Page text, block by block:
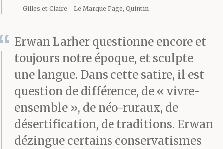
Gilles et Claire Le Marque Page, Quintin
Erwan Larher questionne encore et
toujours notre époque, et sculpte
une langue. Dans cette satire, il est
question de différence, de « vivre-
ensemble », de néo-ruraux, de
désertification, de traditions. Erwan
dézingue certains conservatismes